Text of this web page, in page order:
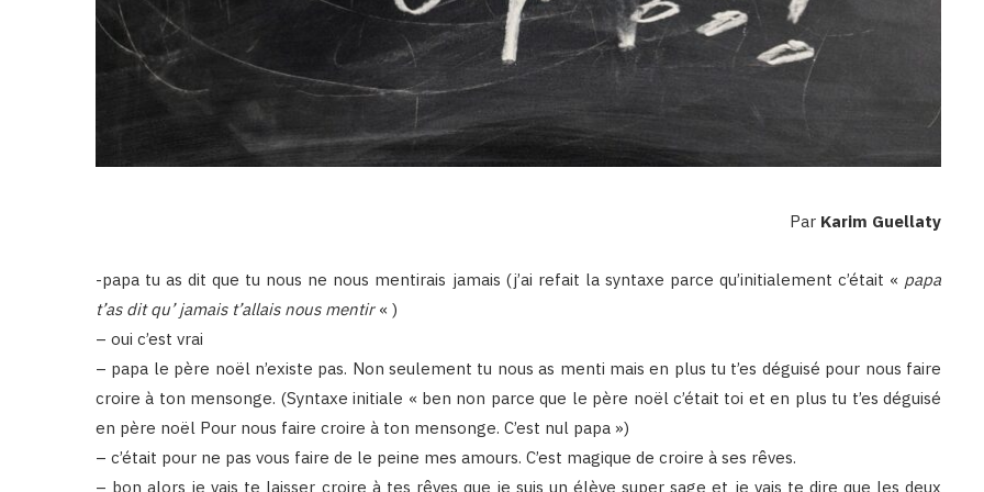
Par Karim Guellaty
-papa tu as dit que tu nous ne nous mentirais jamais (j’ai refait la syntaxe parce qu’initialement c’était « papa
t’as dit qu’ jamais t’allais nous mentir« )
– oui c’est vrai
– papa le père noël n’existe pas. Non seulement tu nous as menti mais en plus tu t’es déguisé pour nous faire
croire à ton mensonge. (Syntaxe initiale « ben non parce que le père noël c’était toi et en plus tu t’es déguisé
en père noël Pour nous faire croire à ton mensonge. C’est nul papa »)
– c’était pour ne pas vous faire de le peine mes amours. C’est magique de croire à ses rêves.
– bon alors je vais te laisser croire à tes rêves que je suis un élève super sage et je vais te dire que les deux